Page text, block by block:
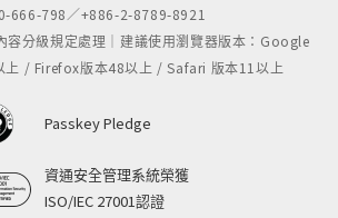
666-798／+886-2-8789-8921
容分級規定處理｜建議使用瀏覽器版本：Google
上 / Firefox版本48以上 / Safari 版本11以上
Passkey Pledge
資通安全管理系統榮獲
ISO/IEC 27001認證